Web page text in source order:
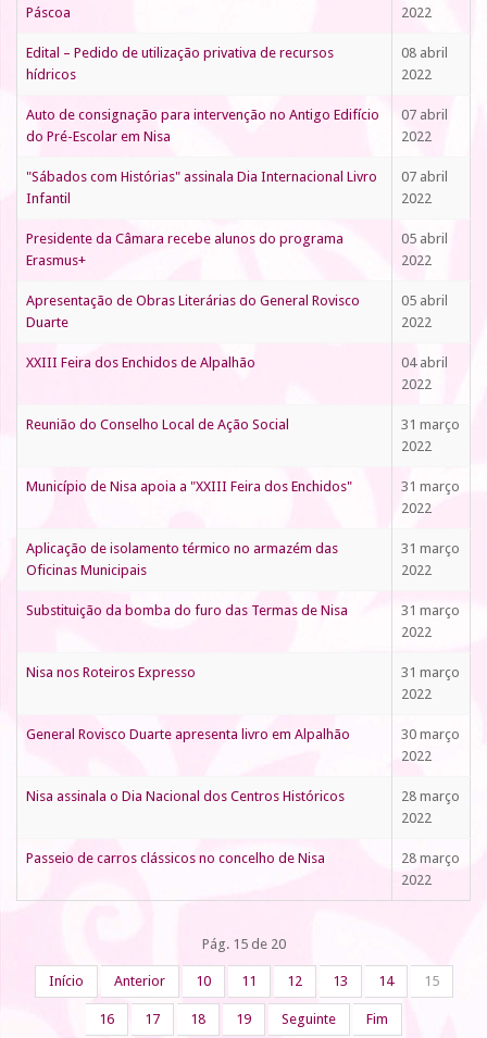
Páscoa
2022
Edital – Pedido de utilização privativa de recursos
hídricos
08 abril
2022
Auto de consignação para intervenção no Antigo Edifício
do Pré-Escolar em Nisa
07 abril
2022
"Sábados com Histórias" assinala Dia Internacional Livro
Infantil
07 abril
2022
Presidente da Câmara recebe alunos do programa
Erasmus+
05 abril
2022
Apresentação de Obras Literárias do General Rovisco
Duarte
05 abril
2022
XXIII Feira dos Enchidos de Alpalhão
04 abril
2022
Reunião do Conselho Local de Ação Social
31 março
2022
Município de Nisa apoia a "XXIII Feira dos Enchidos"
31 março
2022
Aplicação de isolamento térmico no armazém das
Oficinas Municipais
31 março
2022
Substituição da bomba do furo das Termas de Nisa
31 março
2022
Nisa nos Roteiros Expresso
31 março
2022
General Rovisco Duarte apresenta livro em Alpalhão
30 março
2022
Nisa assinala o Dia Nacional dos Centros Históricos
28 março
2022
Passeio de carros clássicos no concelho de Nisa
28 março
2022
Pág. 15 de 20
Início Anterior 10 11 12 13 14 15
16 17 18 19 Seguinte Fim